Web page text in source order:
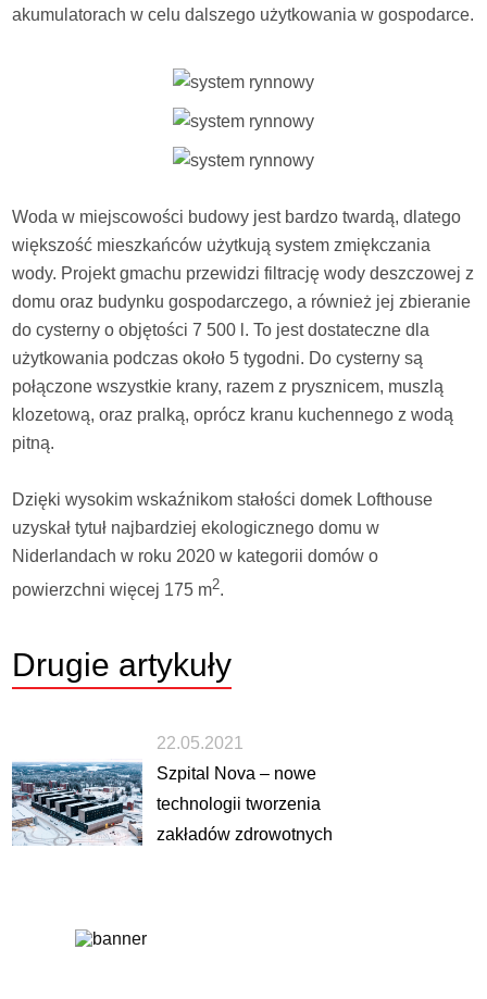
akumulatorach w celu dalszego użytkowania w gospodarce.
Woda w miejscowości budowy jest bardzo twardą, dlatego
większość mieszkańców użytkują system zmiękczania
wody. Projekt gmachu przewidzi filtrację wody deszczowej z
domu oraz budynku gospodarczego, a również jej zbieranie
do cysterny o objętości 7 500 l. To jest dostateczne dla
użytkowania podczas około 5 tygodni. Do cysterny są
połączone wszystkie krany, razem z prysznicem, muszlą
klozetową, oraz pralką, oprócz kranu kuchennego z wodą
pitną.
Dzięki wysokim wskaźnikom stałości domek Lofthouse
uzyskał tytuł najbardziej ekologicznego domu w
Niderlandach w roku 2020 w kategorii domów o
powierzchni więcej 175 m2.
Drugie artykuły
22.05.2021
Szpital Nova – nowe
technologii tworzenia
zakładów zdrowotnych